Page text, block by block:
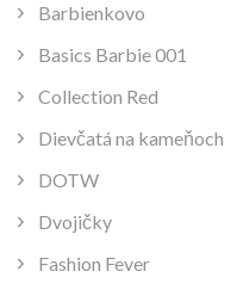
Barbienkovo
Basics Barbie 001
Collection Red
Dievčatá na kameňoch
DOTW
Dvojičky
Fashion Fever